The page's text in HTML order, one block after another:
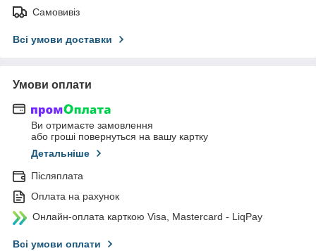
Самовивіз
Всі умови доставки
Умови оплати
Ви отримаєте замовлення
або гроші повернуться на вашу картку
Детальніше
Післяплата
Оплата на рахунок
Онлайн-оплата карткою Visa, Mastercard - LiqPay
Всі умови оплати